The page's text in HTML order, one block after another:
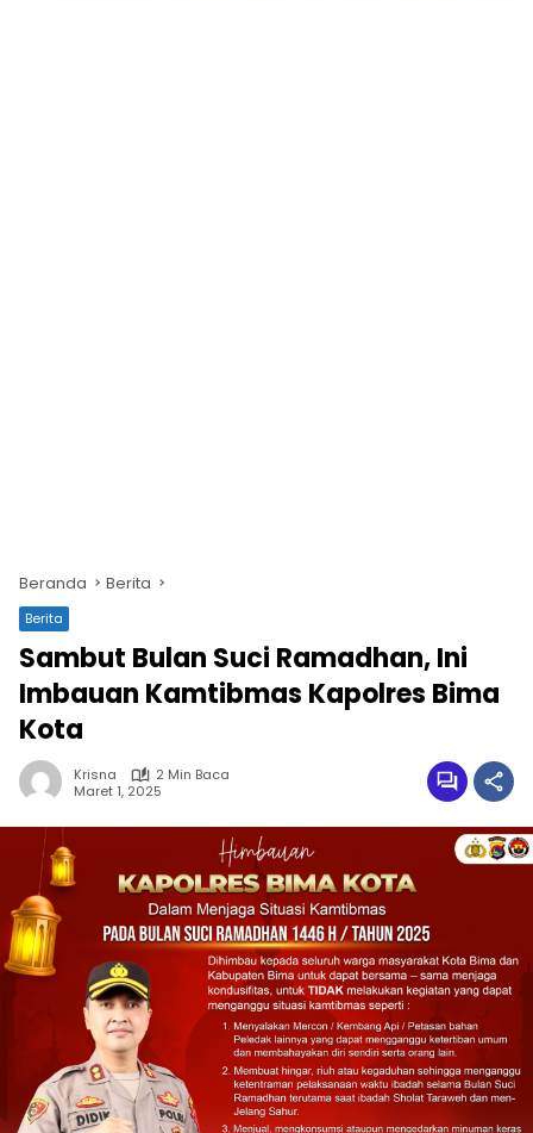
Beranda Berita
Berita
Sambut Bulan Suci Ramadhan, Ini
Imbauan Kamtibmas Kapolres Bima
Kota
Krisna
2 Min Baca
Maret 1, 2025